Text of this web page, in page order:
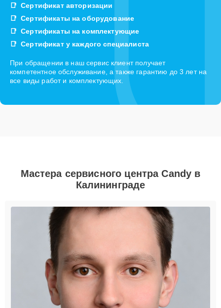
Сертификат авторизации
Сертификаты на оборудование
Сертификаты на комплектующие
Сертификат у каждого специалиста
При обращении в наш сервис клиент получает
компетентное обслуживание, а также гарантию до 3 лет на
все виды работ и комплектующих.
Мастера сервисного центра Candy в
Калининграде